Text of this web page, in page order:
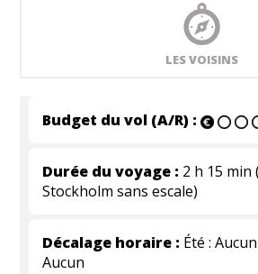
LES VOISINS
Budget du vol (A/R) :
Durée du voyage : 2 h 15 min
Stockholm sans escale)
Décalage horaire : Été :
Aucun